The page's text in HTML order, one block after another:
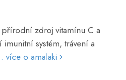
přírodní zdroj vitamínu C a
systém, trávení a
více o amalaki